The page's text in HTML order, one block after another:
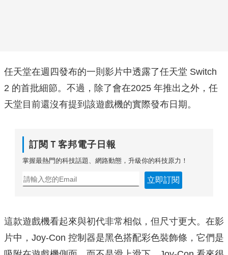
任天堂在週四發布的一則影片中透露了任天堂 Switch
2 的首批細節。不過，除了會在2025 年推出之外，任
天堂目前還沒有提到該遊戲機的實際發布日期。
訂閱Ｔ客邦電子日報
掌握最熱門的科技話題、網路動態，升級你的科技原力！
立即訂閱
這款遊戲機看起來與初代非常相似，但尺寸更大。在影
片中，Joy-Con 控制器是黑色搭配彩色裝飾條，它們是